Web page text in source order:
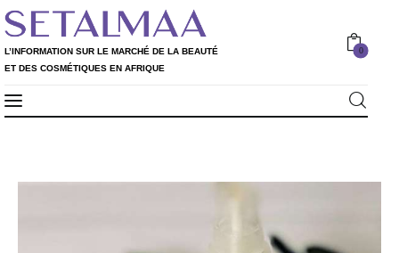
L’INFORMATION SUR LE MARCHÉ DE LA BEAUTÉ
ET DES COSMÉTIQUES EN AFRIQUE
0